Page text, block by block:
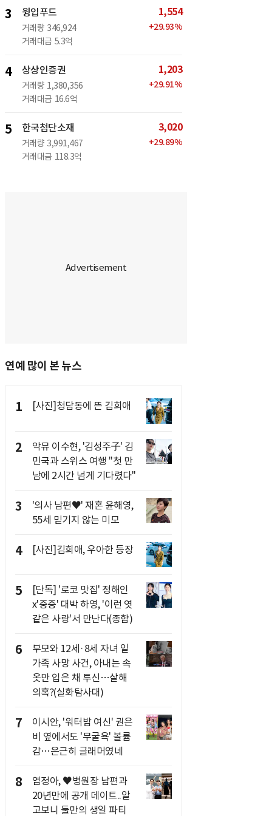
3 윙입푸드
거래량 346,924
거래대금 5.3억
1,554
+29.93%
4 상상인증권
거래량 1,380,356
거래대금 16.6억
1,203
+29.91%
5 한국첨단소재
거래량 3,991,467
거래대금 118.3억
3,020
+29.89%
연예 많이 본 뉴스
1 [사진]청담동에 뜬 김희애
2
악뮤 이수현, '김성주子' 김
민국과 스위스 여행 "첫 만
남에 2시간 넘게 기다렸다"
3
'의사 남편♥' 재혼 윤해영,
55세 믿기지 않는 미모
4 [사진]김희애, 우아한 등장
5
[단독] '로코 맛집' 정해인
x'중증' 대박 하영, '이런 엿
같은 사랑'서 만난다(종합)
6
부모와 12세·8세 자녀 일
가족 사망 사건, 아내는 속
옷만 입은 채 투신…살해
의혹?(실화탐사대)
7
이시안, '워터밤 여신' 권은
비 옆에서도 '무굴욕' 볼륨
감…은근히 글래머였네
8
염정아, ♥병원장 남편과
20년만에 공개 데이트..알
고보니 둘만의 생일 파티